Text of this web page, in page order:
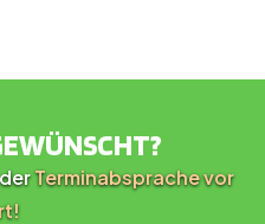
Terminabsprache vor